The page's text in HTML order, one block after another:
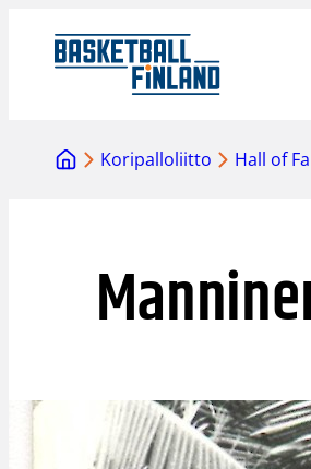
sisältöön
Koripalloliitto Hall of